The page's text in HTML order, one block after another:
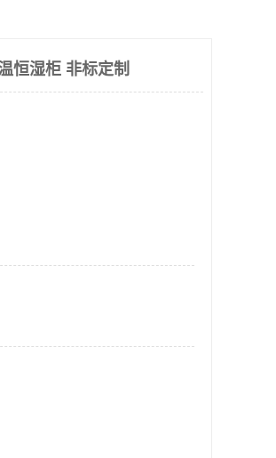
恒湿柜 非标定制